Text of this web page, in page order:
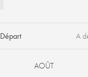
Départ
AOÛT